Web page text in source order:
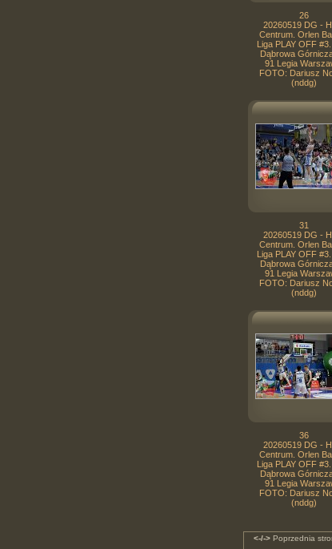
26
20260519 DG -
Centrum. Orlen
Liga PLAY OFF
Dąbrowa
91 Legia
FOTO: Dariusz
(nddg)
31
20260519 DG -
Centrum. Orlen
Liga PLAY OFF
Dąbrowa
91 Legia
FOTO: Dariusz
(nddg)
36
20260519 DG -
Centrum. Orlen
Liga PLAY OFF
Dąbrowa
91 Legia
FOTO: Dariusz
(nddg)
<-/->Poprzednia